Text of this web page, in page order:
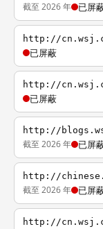
截至 2026 年 已屏
http://
已屏蔽
http://
已屏蔽
http://
截至 2026 年 已屏
http://
截至 2026 年 已屏
http://